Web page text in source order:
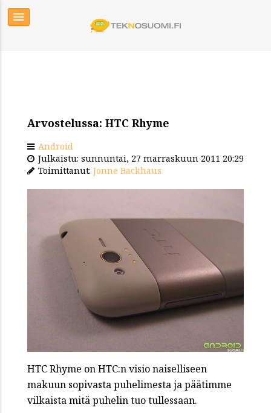
Arvostelussa: HTC Rhyme
Android
Julkaistu: sunnuntai, 27 marraskuun 2011 20:29
Toimittanut: Jonne Backhaus
HTC Rhyme on HTC:n visio naiselliseen
makuun sopivasta puhelimesta ja päätimme
vilkaista mitä puhelin tuo tullessaan.